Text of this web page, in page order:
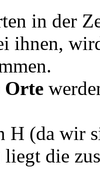
in der
ihnen,
Orte
H (da wir
die